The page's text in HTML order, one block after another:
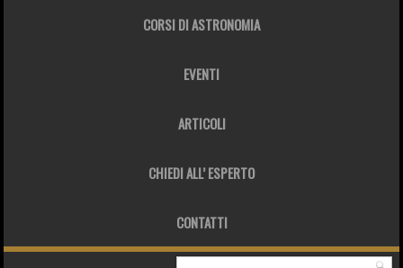
CORSI DI ASTRONOMIA
EVENTI
ARTICOLI
CHIEDI ALL’ ESPERTO
CONTATTI